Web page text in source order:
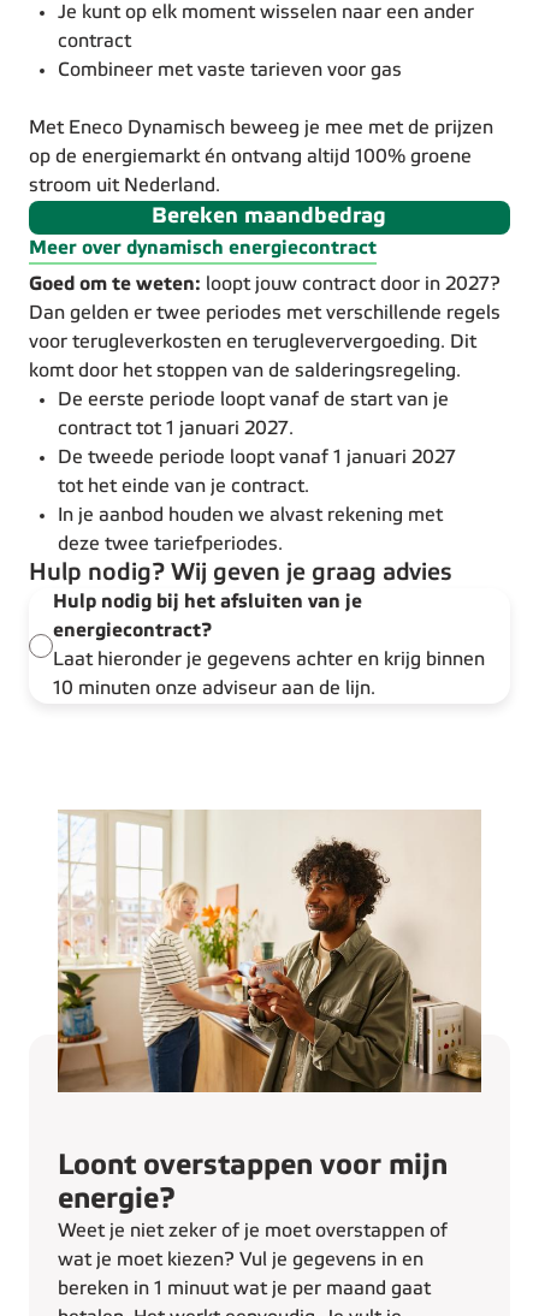
Je kunt op elk moment wisselen naar een ander
contract
Combineer met vaste tarieven voor gas
Met Eneco Dynamisch beweeg je mee met de prijzen
op de energiemarkt én ontvang altijd 100% groene
stroom uit Nederland.
Bereken maandbedrag
Meer over dynamisch energiecontract
Goed om te weten: loopt jouw contract door in 2027?
Dan gelden er twee periodes met verschillende regels
voor terugleverkosten en terugleververgoeding. Dit
komt door het stoppen van de salderingsregeling.
De eerste periode loopt vanaf de start van je
contract tot 1 januari 2027.
De tweede periode loopt vanaf 1 januari 2027
tot het einde van je contract.
In je aanbod houden we alvast rekening met
deze twee tariefperiodes.
Hulp nodig? Wij geven je graag advies
Hulp nodig bij het afsluiten van je
energiecontract?
Laat hieronder je gegevens achter en krijg binnen
10 minuten onze adviseur aan de lijn.
Loont overstappen voor mijn
energie?
Weet je niet zeker of je moet overstappen of
wat je moet kiezen? Vul je gegevens in en
bereken in 1 minuut wat je per maand gaat